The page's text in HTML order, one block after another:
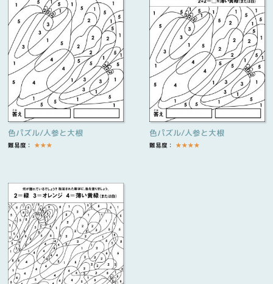
色パズル/人参と大根
難易度： ★★★
色パズル/人参と大根
難易度： ★★★★